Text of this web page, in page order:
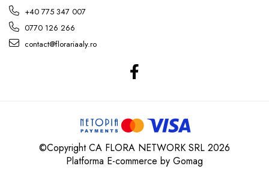
+40 775 347 007
0770 126 266
contact@florariaaly.ro
©Copyright CA FLORA NETWORK SRL 2026
Platforma E-commerce by Gomag